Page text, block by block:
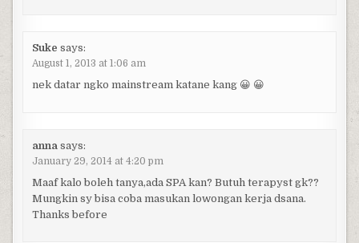
Suke says:
August 1, 2013 at 1:06 am
nek datar ngko mainstream katane kang 😀 😀
anna says:
January 29, 2014 at 4:20 pm
Maaf kalo boleh tanya,ada SPA kan? Butuh terapyst gk??
Mungkin sy bisa coba masukan lowongan kerja dsana.
Thanks before